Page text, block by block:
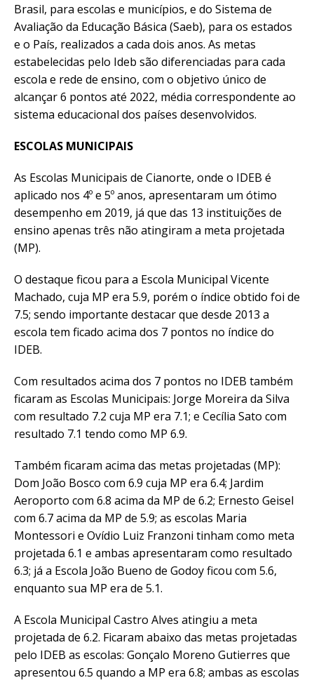
Brasil, para escolas e municípios, e do Sistema de
Avaliação da Educação Básica (Saeb), para os estados
e o País, realizados a cada dois anos. As metas
estabelecidas pelo Ideb são diferenciadas para cada
escola e rede de ensino, com o objetivo único de
alcançar 6 pontos até 2022, média correspondente ao
sistema educacional dos países desenvolvidos.
ESCOLAS MUNICIPAIS
As Escolas Municipais de Cianorte, onde o IDEB é
aplicado nos 4º e 5º anos, apresentaram um ótimo
desempenho em 2019, já que das 13 instituições de
ensino apenas três não atingiram a meta projetada
(MP).
O destaque ficou para a Escola Municipal Vicente
Machado, cuja MP era 5.9, porém o índice obtido foi de
7.5; sendo importante destacar que desde 2013 a
escola tem ficado acima dos 7 pontos no índice do
IDEB.
Com resultados acima dos 7 pontos no IDEB também
ficaram as Escolas Municipais: Jorge Moreira da Silva
com resultado 7.2 cuja MP era 7.1; e Cecília Sato com
resultado 7.1 tendo como MP 6.9.
Também ficaram acima das metas projetadas (MP):
Dom João Bosco com 6.9 cuja MP era 6.4; Jardim
Aeroporto com 6.8 acima da MP de 6.2; Ernesto Geisel
com 6.7 acima da MP de 5.9; as escolas Maria
Montessori e Ovídio Luiz Franzoni tinham como meta
projetada 6.1 e ambas apresentaram como resultado
6.3; já a Escola João Bueno de Godoy ficou com 5.6,
enquanto sua MP era de 5.1.
A Escola Municipal Castro Alves atingiu a meta
projetada de 6.2. Ficaram abaixo das metas projetadas
pelo IDEB as escolas: Gonçalo Moreno Gutierres que
apresentou 6.5 quando a MP era 6.8; ambas as escolas